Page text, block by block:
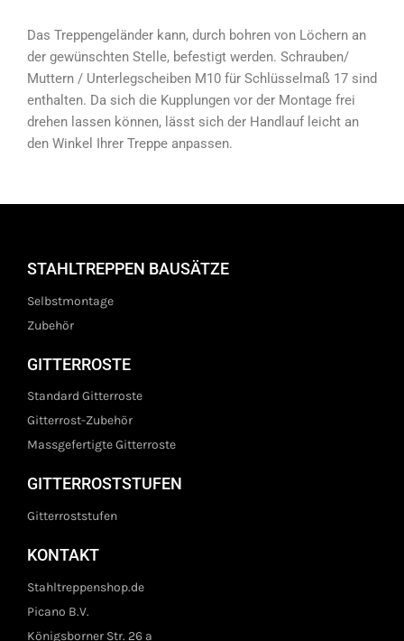
Das Treppengeländer kann, durch bohren von Löchern an
der gewünschten Stelle, befestigt werden. Schrauben/
Muttern / Unterlegscheiben M10 für Schlüsselmaß 17 sind
enthalten. Da sich die Kupplungen vor der Montage frei
drehen lassen können, lässt sich der Handlauf leicht an
den Winkel Ihrer Treppe anpassen.
STAHLTREPPEN BAUSÄTZE
Selbstmontage
Zubehör
GITTERROSTE
Standard Gitterroste
Gitterrost-Zubehör
Massgefertigte Gitterroste
GITTERROSTSTUFEN
Gitterroststufen
KONTAKT
Stahltreppenshop.de
Picano B.V.
Königsborner Str. 26 a